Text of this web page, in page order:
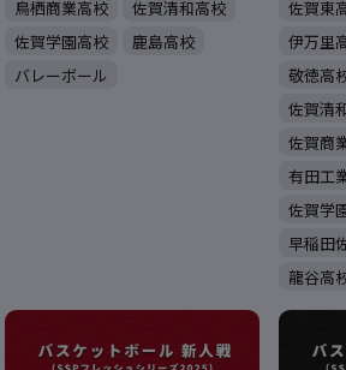
鳥栖商業高校
佐賀清和高校
佐賀学園高校
鹿島高校
バレーボール
佐賀東
伊万里
敬徳高
佐賀清
佐賀商
有田工
佐賀学
早稲田
龍谷高